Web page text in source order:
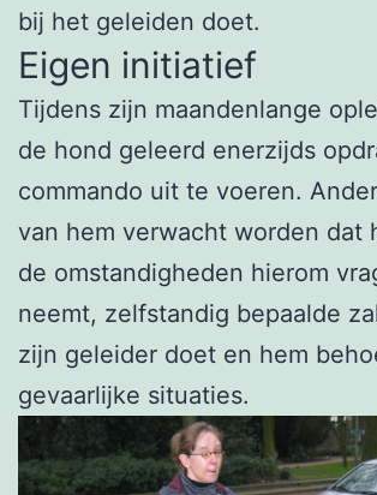
bij het geleiden doet.
Eigen initiatief
Tijdens zijn maandenlange
de hond geleerd enerzijds
commando uit te voeren.
van hem verwacht worden dat
de omstandigheden hierom
neemt, zelfstandig bepaalde
zijn geleider doet en hem
gevaarlijke situaties.